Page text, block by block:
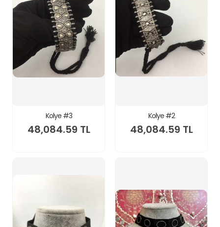
Kolye #3
48,084.59 TL
Kolye #2
48,084.59 TL